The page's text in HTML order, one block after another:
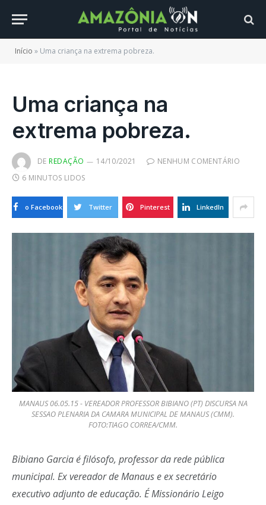
Início » Uma criança na extrema pobreza.
Uma criança na
extrema pobreza.
DE REDAÇÃO 14/10/2021
NENHUM COMENTÁRIO
6 MINUTOS LIDOS
o Facebook Twitter Pinterest LinkedIn
MANAUS 06.05.15 - VEREADOR PROFESSOR BIBIANO (PT) DISCURSA NA
SESSAO PLENARIA DA CAMARA MUNICIPAL DE MANAUS (CMM).
FOTO:TIAGO CORREA/CMM.
Bibiano Garcia é filósofo, professor da rede pública
municipal. Ex vereador de Manaus e ex secretário
executivo adjunto de educação. É Missionário Leigo